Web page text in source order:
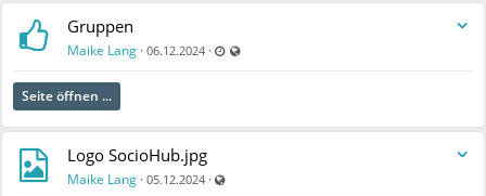
Gruppen
Maike Lang · 06.12.2024 · Zuletzt aktualisiert 09.12.2024 - 08:56
Seite öffnen ...
Logo SocioHub.jpg
Maike Lang · 05.12.2024 ·